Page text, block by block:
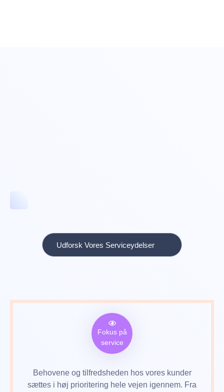
Udforsk Vores Serviceydelser
Fokus på
service
Behovene og tilfredsheden hos vores kunder
sættes i høj prioritering hele vejen igennem. Fra